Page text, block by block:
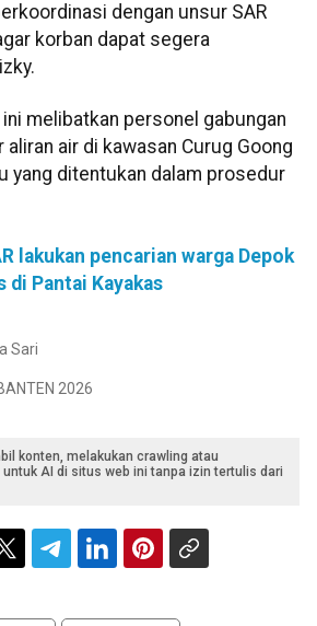
dengan unsur SAR
korban dapat segera
melibatkan personel gabungan
aliran air di kawasan Curug Goong
yang ditentukan dalam prosedur
lakukan pencarian warga Depok
Pantai Kayakas
Sari
2026
konten, melakukan crawling atau
AI di situs web ini tanpa izin tertulis dari